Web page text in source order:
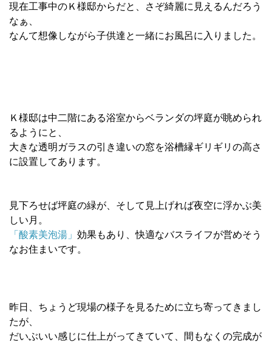
現在工事中のＫ様邸からだと、さぞ綺麗に見えるんだろう
なぁ、
なんて想像しながら子供達と一緒にお風呂に入りました。
Ｋ様邸は中二階にある浴室からベランダの坪庭が眺められ
るようにと、
大きな透明ガラスの引き違いの窓を浴槽縁ギリギリの高さ
に設置してあります。
見下ろせば坪庭の緑が、そして見上げれば夜空に浮かぶ美
しい月。
「酸素美泡湯」 効果もあり、快適なバスライフが営めそう
なお住まいです。
昨日、ちょうど現場の様子を見るために立ち寄ってきまし
たが、
だいぶいい感じに仕上がってきていて、間もなくの完成が